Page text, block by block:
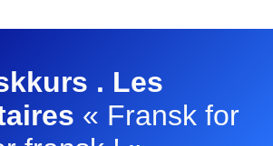
. Les
« Fransk for